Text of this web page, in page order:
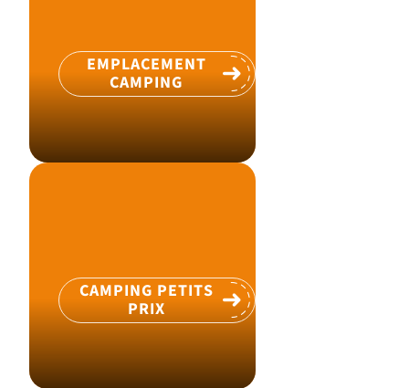
EMPLACEMENT
CAMPING
CAMPING PETITS
PRIX